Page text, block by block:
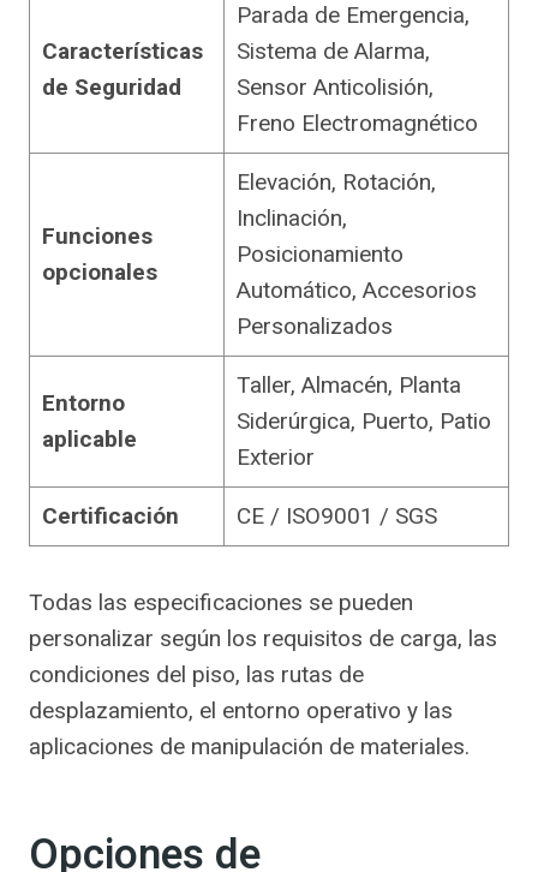
Características
de Seguridad
Parada de Emergencia,
Sistema de Alarma,
Sensor Anticolisión,
Freno Electromagnético
Funciones
opcionales
Elevación, Rotación,
Inclinación,
Posicionamiento
Automático, Accesorios
Personalizados
Entorno
aplicable
Taller, Almacén, Planta
Siderúrgica, Puerto, Patio
Exterior
Certificación CE / ISO9001 / SGS
Todas las especificaciones se pueden
personalizar según los requisitos de carga, las
condiciones del piso, las rutas de
desplazamiento, el entorno operativo y las
aplicaciones de manipulación de materiales.
Opciones de